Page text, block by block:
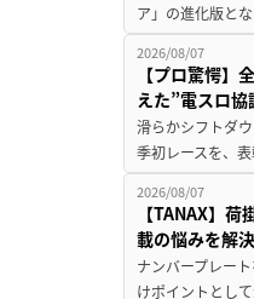
ア」の進化版と
2026/08/07
【プロ驚愕
えた”電スロ
滑らかシフトダ
季初レースを、
2026/08/07
【TANAX】
載の悩みを解決
ナンバープレー
けポイントとし